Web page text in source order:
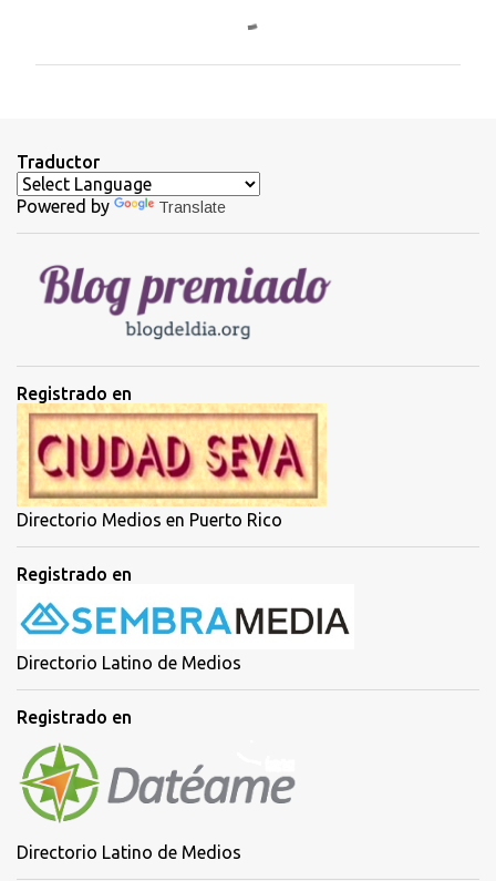
a
r
o
s
Traductor
Powered by Translate
Registrado en
Directorio Medios en Puerto Rico
Registrado en
Directorio Latino de Medios
Registrado en
Directorio Latino de Medios